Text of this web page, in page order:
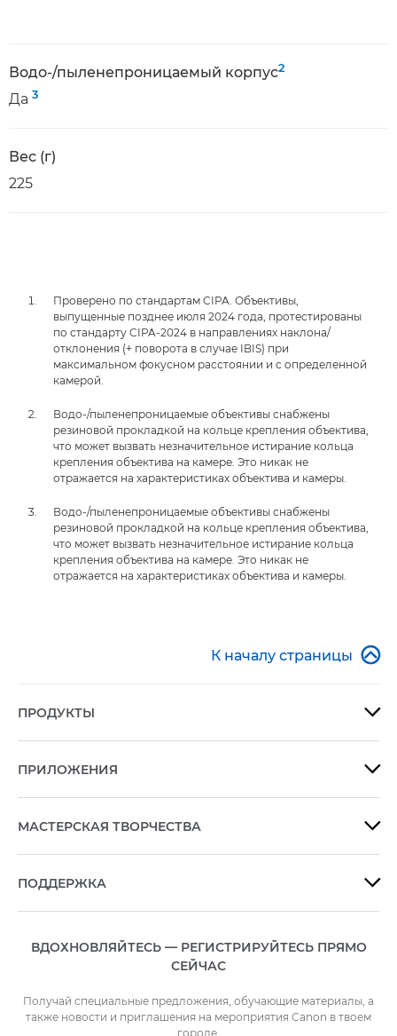
Водо-/пыленепроницаемый корпус2
Да 3
Вес (г)
225
Проверено по стандартам CIPA. Объективы,
выпущенные позднее июля 2024 года, протестированы
по стандарту CIPA-2024 в направлениях наклона/
отклонения (+ поворота в случае IBIS) при
максимальном фокусном расстоянии и с определенной
камерой.
Водо-/пыленепроницаемые объективы снабжены
резиновой прокладкой на кольце крепления объектива,
что может вызвать незначительное истирание кольца
крепления объектива на камере. Это никак не
отражается на характеристиках объектива и камеры.
Водо-/пыленепроницаемые объективы снабжены
резиновой прокладкой на кольце крепления объектива,
что может вызвать незначительное истирание кольца
крепления объектива на камере. Это никак не
отражается на характеристиках объектива и камеры.
К началу страницы 
ПРОДУКТЫ 
ПРИЛОЖЕНИЯ 
МАСТЕРСКАЯ ТВОРЧЕСТВА 
ПОДДЕРЖКА 
ВДОХНОВЛЯЙТЕСЬ — РЕГИСТРИРУЙТЕСЬ ПРЯМО
СЕЙЧАС
Получай специальные предложения, обучающие материалы, а
также новости и приглашения на мероприятия Canon в твоем
городе.